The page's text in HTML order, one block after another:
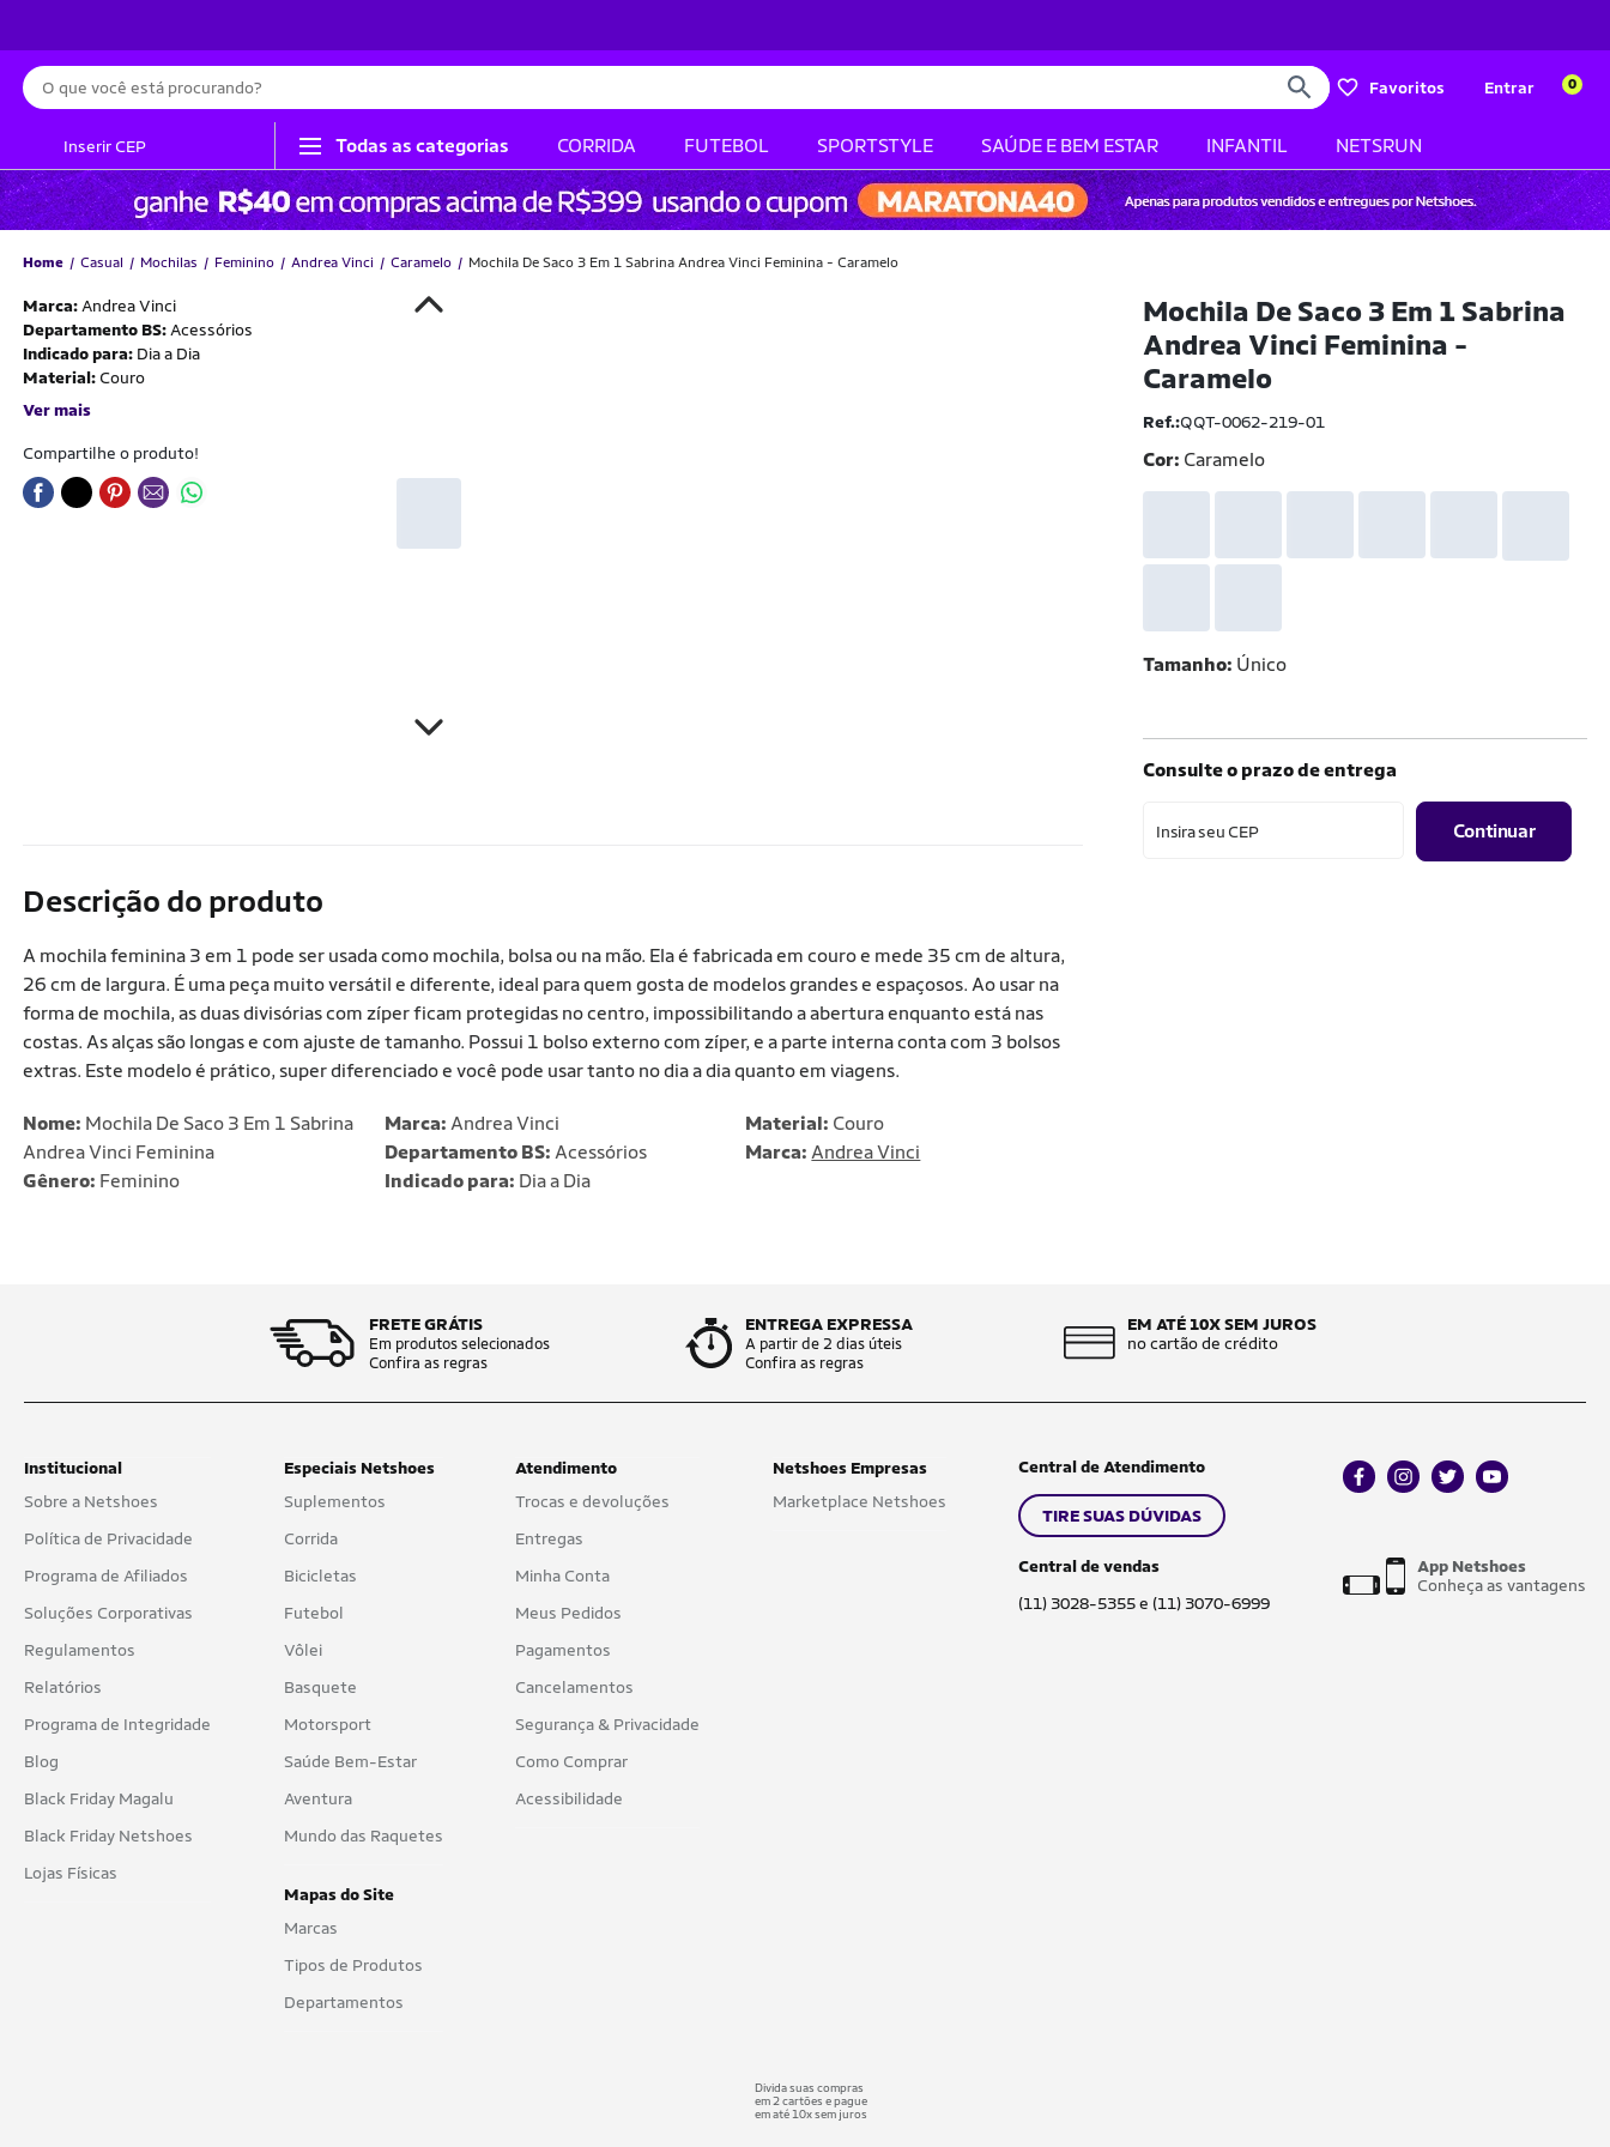
Busca
Favoritos Entrar 0
Inserir CEP Todas as categorias CORRIDA FUTEBOL SPORTSTYLE SAÚDE E BEM ESTAR INFANTIL NETSRUN
Home Casual Mochilas Feminino Andrea Vinci Caramelo Mochila De Saco 3 Em 1 Sabrina Andrea Vinci Feminina - Caramelo
Marca: Andrea Vinci
Departamento BS: Acessórios
Indicado para: Dia a Dia
Material: Couro
Ver mais
Compartilhe o produto!
Mochila De Saco 3 Em 1 Sabrina
Andrea Vinci Feminina -
Caramelo
Ref.:QQT-0062-219-01
Cor: Caramelo
Tamanho Único
Consulte o prazo de entrega
Insira seu CEP Continuar
Descrição do produto
A mochila feminina 3 em 1 pode ser usada como mochila, bolsa ou na mão. Ela é fabricada em couro e mede 35 cm de altura,
26 cm de largura. É uma peça muito versátil e diferente, ideal para quem gosta de modelos grandes e espaçosos. Ao usar na
forma de mochila, as duas divisórias com zíper ficam protegidas no centro, impossibilitando a abertura enquanto está nas
costas. As alças são longas e com ajuste de tamanho. Possui 1 bolso externo com zíper, e a parte interna conta com 3 bolsos
extras. Este modelo é prático, super diferenciado e você pode usar tanto no dia a dia quanto em viagens.
Nome: Mochila De Saco 3 Em 1 Sabrina
Andrea Vinci Feminina
Gênero: Feminino
Marca: Andrea Vinci
Departamento BS: Acessórios
Indicado para: Dia a Dia
Material: Couro
Marca:Andrea Vinci
FRETE GRÁTIS
Em produtos selecionados
Confira as regras
ENTREGA EXPRESSA
A partir de 2 dias úteis
Confira as regras
EM ATÉ 10X SEM JUROS
no cartão de crédito
Institucional
Sobre a Netshoes
Política de Privacidade
Programa de Afiliados
Soluções Corporativas
Regulamentos
Relatórios
Programa de Integridade
Blog
Black Friday Magalu
Black Friday Netshoes
Lojas Físicas
Especiais Netshoes
Suplementos
Corrida
Bicicletas
Futebol
Vôlei
Basquete
Motorsport
Saúde Bem-Estar
Aventura
Mundo das Raquetes
Mapas do Site
Marcas
Tipos de Produtos
Departamentos
Atendimento
Trocas e devoluções
Entregas
Minha Conta
Meus Pedidos
Pagamentos
Cancelamentos
Segurança & Privacidade
Como Comprar
Acessibilidade
Netshoes Empresas
Marketplace Netshoes
Central de Atendimento
TIRE SUAS DÚVIDAS
Central de vendas
(11) 3028-5355 e (11) 3070-6999
facebookinstagram
twitteryoutube
App Netshoes
Conheça as vantagens
Divida suas compras
em 2 cartões e pague
em até 10x sem juros